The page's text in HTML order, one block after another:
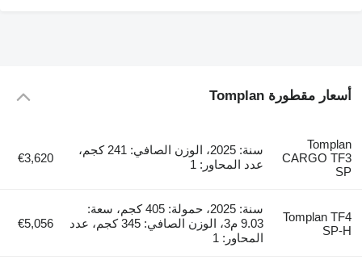
أسعار مقطورة Tomplan
Tomplan
CARGO TF3
SP
سنة: 2025، الوزن الصافي: 241 كجم،
عدد المحاور: 1
€3,620
Tomplan TF4
SP-H
سنة: 2025، حمولة: 405 كجم، سعة:
9.03 م3، الوزن الصافي: 345 كجم، عدد
المحاور: 1
€5,056